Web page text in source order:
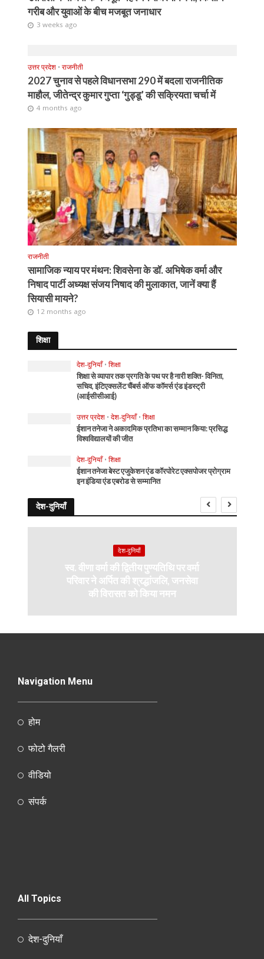
गरीब और युवाओं के बीच मजबूत जनाधार
3 weeks ago
उत्तर प्रदेश • राजनीती
2027 चुनाव से पहले विधानसभा 290 में बदला राजनीतिक
माहौल, जीतेन्द्र कुमार गुप्ता ‘गुड्डू’ की सक्रियता चर्चा में
4 months ago
राजनीती
सामाजिक न्याय पर मंथन: शिवसेना के डॉ. अभिषेक वर्मा और
निषाद पार्टी अध्यक्ष संजय निषाद की मुलाकात, जानें क्या हैं
सियासी मायने?
12 months ago
शिक्षा
देश-दुनियाँ • शिक्षा
शिक्षा से व्यापार तक प्रगति के पथ पर है नारी शक्ति- विनिता,
सचिव, इंटिएक्सलेंट चैंबर्स ऑफ कॉमर्स एंड इंडस्ट्री
(आईसीसीआई)
उत्तर प्रदेश • देश-दुनियाँ • शिक्षा
ईशान तनेजा ने अकादमिक प्रतिभा का सम्मान किया: प्रसिद्ध
विश्वविद्यालयों की जीत
देश-दुनियाँ • शिक्षा
ईशान तनेजा बेस्ट एजुकेशन एंड कॉरपोरेट एक्सपोजर प्रोग्राम
इन इंडिया एंड एबरोड से सम्मानित
देश-दुनियाँ
देश-दुनियाँ
स्व. वीणा वर्मा की द्वितीय पुण्यतिथि पर वर्मा
परिवार ने अर्पित की श्रद्धांजलि, जनसेवा
की विरासत को किया नमन
Navigation Menu
होम
फोटो गैलरी
वीडियो
संपर्क
All Topics
देश-दुनियाँ